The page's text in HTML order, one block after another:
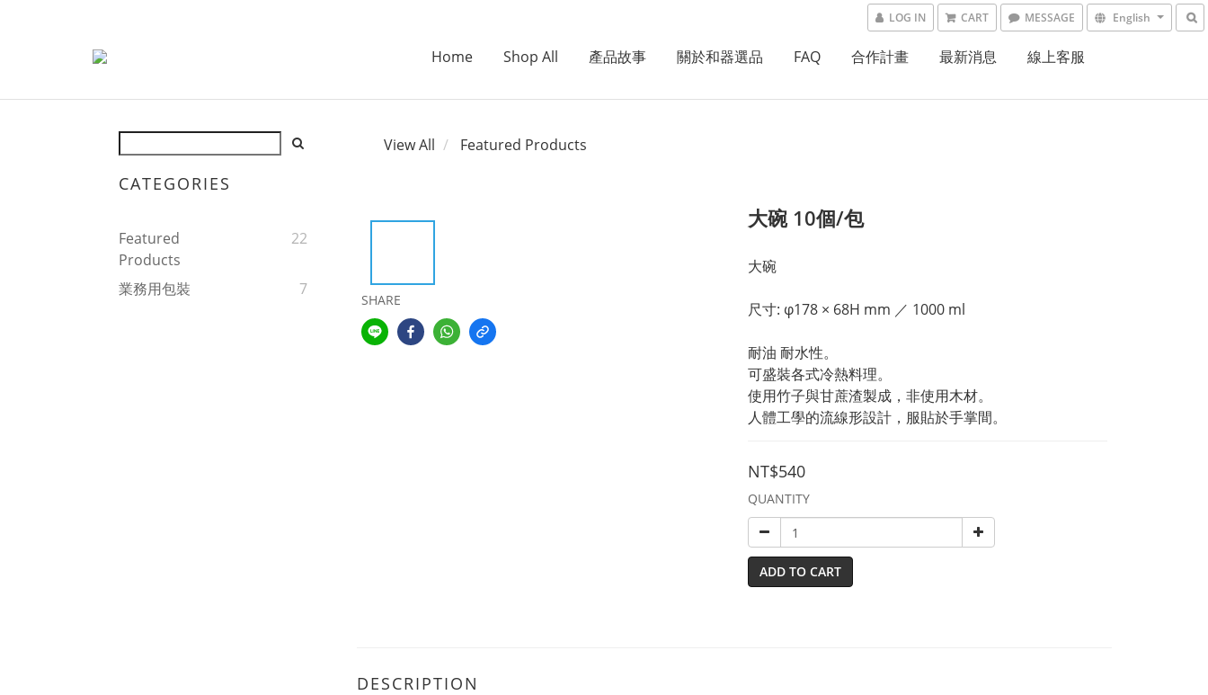
LOG IN CART MESSAGE English
Home Shop All 產品故事 關於和器選品 FAQ 合作計畫 最新消息 線上客服
CATEGORIES
Featured
Products
22
業務用包裝 7
View All Featured Products
SHARE
大碗 10個/包
大碗
尺寸: φ178 × 68H mm ／ 1000 ml
耐油 耐水性。
可盛裝各式冷熱料理。
使用竹子與甘蔗渣製成，非使用木材。
人體工學的流線形設計，服貼於手掌間。
NT$540
QUANTITY
ADD TO CART
DESCRIPTION